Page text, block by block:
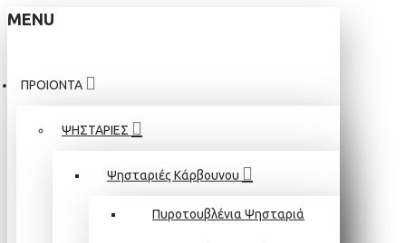
MENU
ΠΡΟΙΟΝΤΑ
ΨΗΣΤΑΡΙΕΣ
Ψησταριές Κάρβουνου
Πυροτουβλένια Ψησταριά